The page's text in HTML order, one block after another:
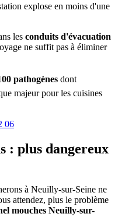
explose en moins d'une
les conduits d'évacuation
ne suffit pas à éliminer
pathogènes dont
majeur pour les cuisines
06
: plus dangereux
à Neuilly-sur-Seine ne
attendez, plus le problème
mouches Neuilly-sur-